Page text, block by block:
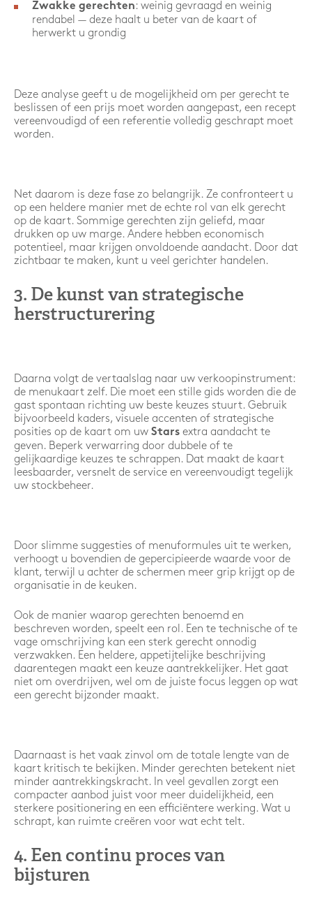
Zwakke gerechten : weinig gevraagd en weinig
rendabel — deze haalt u beter van de kaart of
herwerkt u grondig
Deze analyse geeft u de mogelijkheid om per gerecht te
beslissen of een prijs moet worden aangepast, een recept
vereenvoudigd of een referentie volledig geschrapt moet
worden.
Net daarom is deze fase zo belangrijk. Ze confronteert u
op een heldere manier met de echte rol van elk gerecht
op de kaart. Sommige gerechten zijn geliefd, maar
drukken op uw marge. Andere hebben economisch
potentieel, maar krijgen onvoldoende aandacht. Door dat
zichtbaar te maken, kunt u veel gerichter handelen.
3. De kunst van strategische
herstructurering
Daarna volgt de vertaalslag naar uw verkoopinstrument:
de menukaart zelf. Die moet een stille gids worden die de
gast spontaan richting uw beste keuzes stuurt. Gebruik
bijvoorbeeld kaders, visuele accenten of strategische
posities op de kaart om uw Stars extra aandacht te
geven. Beperk verwarring door dubbele of te
gelijkaardige keuzes te schrappen. Dat maakt de kaart
leesbaarder, versnelt de service en vereenvoudigt tegelijk
uw stockbeheer.
Door slimme suggesties of menuformules uit te werken,
verhoogt u bovendien de gepercipieerde waarde voor de
klant, terwijl u achter de schermen meer grip krijgt op de
organisatie in de keuken.
Ook de manier waarop gerechten benoemd en
beschreven worden, speelt een rol. Een te technische of te
vage omschrijving kan een sterk gerecht onnodig
verzwakken. Een heldere, appetijtelijke beschrijving
daarentegen maakt een keuze aantrekkelijker. Het gaat
niet om overdrijven, wel om de juiste focus leggen op wat
een gerecht bijzonder maakt.
Daarnaast is het vaak zinvol om de totale lengte van de
kaart kritisch te bekijken. Minder gerechten betekent niet
minder aantrekkingskracht. In veel gevallen zorgt een
compacter aanbod juist voor meer duidelijkheid, een
sterkere positionering en een efficiëntere werking. Wat u
schrapt, kan ruimte creëren voor wat echt telt.
4. Een continu proces van
bijsturen